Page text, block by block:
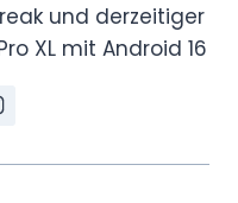
und derzeitiger
XL mit Android 16